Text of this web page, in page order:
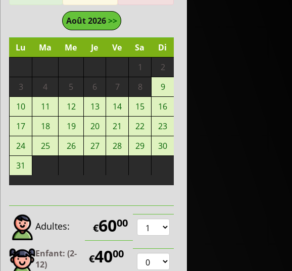
Août 2026>>
Lu Ma Me Je Ve Sa
Di
1
2
3
4 5 6 7 8
9
10
11 12 13 14 15
16
17
18 19 20 21 22
23
24
25 26 27 28 29
30
31
Adultes: €6000
Enfant: (2-
12)
€4000